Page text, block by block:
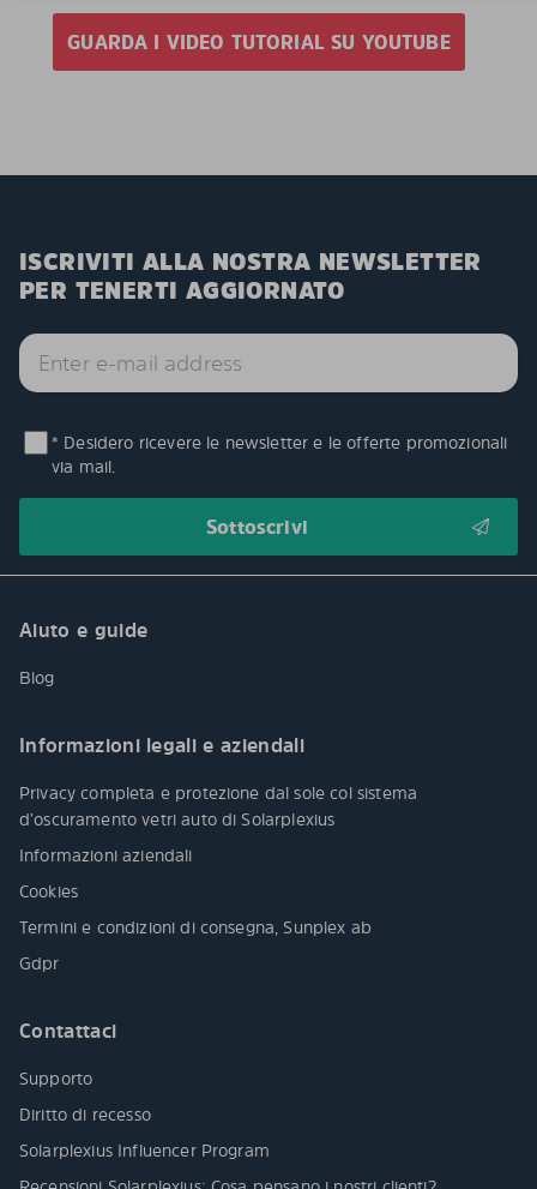
GUARDA I VIDEO TUTORIAL SU YOUTUBE
ISCRIVITI ALLA NOSTRA NEWSLETTER
PER TENERTI AGGIORNATO
* Desidero ricevere le newsletter e le offerte promozionali
via mail.
Aiuto e guide
Blog
Informazioni legali e aziendali
Privacy completa e protezione dal sole col sistema
d’oscuramento vetri auto di Solarplexius
Informazioni aziendali
Cookies
Termini e condizioni di consegna, Sunplex ab
Gdpr
Contattaci
Supporto
Diritto di recesso
Solarplexius Influencer Program